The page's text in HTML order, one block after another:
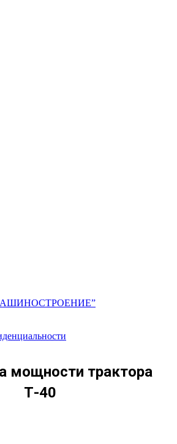
мощности трактора
Т-40